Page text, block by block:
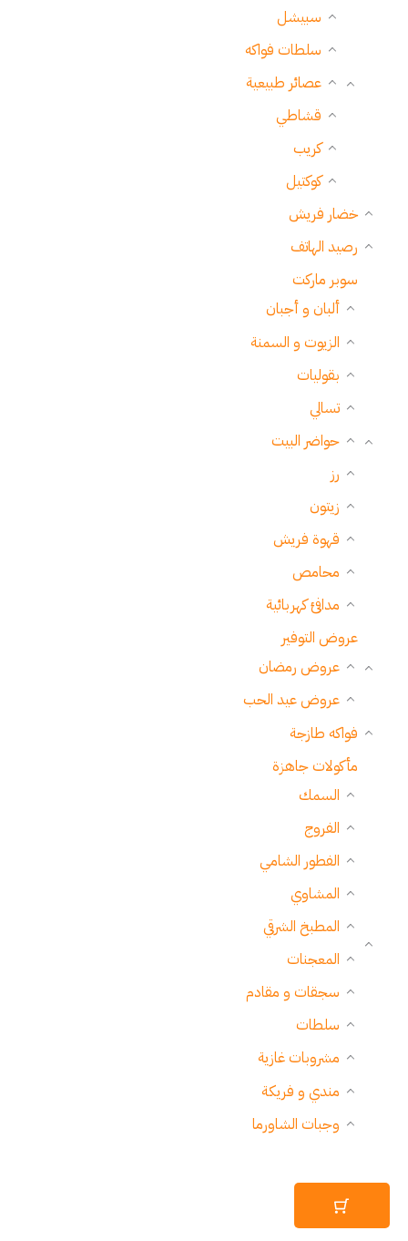
سبيشل
سلطات فواكه
عصائر طبيعية
قشاطي
كريب
كوكتيل
خضار فريش
رصيد الهاتف
سوبر ماركت
ألبان و أجبان
الزيوت و السمنة
بقوليات
تسالي
حواضر البيت
رز
زيتون
قهوة فريش
محامص
مدافئ كهربائية
عروض التوفير
عروض رمضان
عروض عيد الحب
فواكه طازجة
مأكولات جاهزة
السمك
الفروج
الفطور الشامي
المشاوي
المطبخ الشرقي
المعجنات
سجقات و مقادم
سلطات
مشروبات غازية
مندي و فريكة
وجبات الشاورما